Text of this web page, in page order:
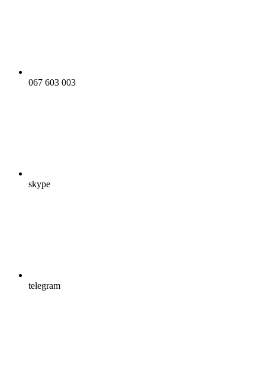
067 603 003
skype
telegram